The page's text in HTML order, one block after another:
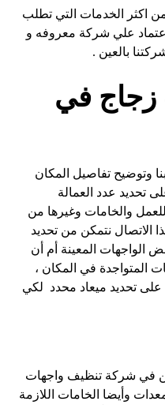
اكثر الخدمات التي تطلب
علي شركة معروفه و
بالعين .
زجاج في
وتوضيح تفاصيل المكان
تحديد عدد العمالة
للعمل والخامات وغيرها من
الاتصال نتمكن من تحديد
الواجهات المعينة أم أن
المتواجدة في المكان ،
على تحديد ميعاد محدد لكي
في شركة تنظيف واجهات
وأيضا الخامات اللازمة